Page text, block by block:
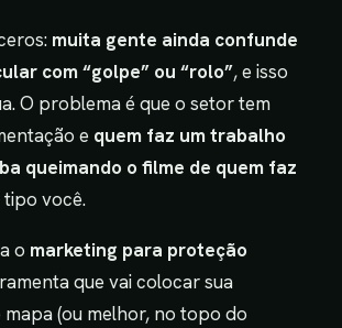
muita gente ainda confunde
com “golpe” ou “rolo”, e isso
O problema é que o setor tem
e quem faz um trabalho
queimando o filme de quem faz
você.
o marketing para proteção
que vai colocar sua
(ou melhor, no topo do